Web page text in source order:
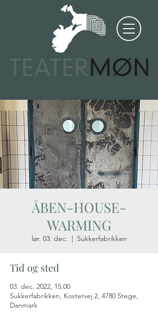
ÅBEN-HOUSE-
WARMING
lør. 03. dec.
  |
Sukkerfabrikken
Tid og sted
03. dec. 2022, 15.00
Sukkerfabrikken, Kostervej 2, 4780 Stege,
Danmark